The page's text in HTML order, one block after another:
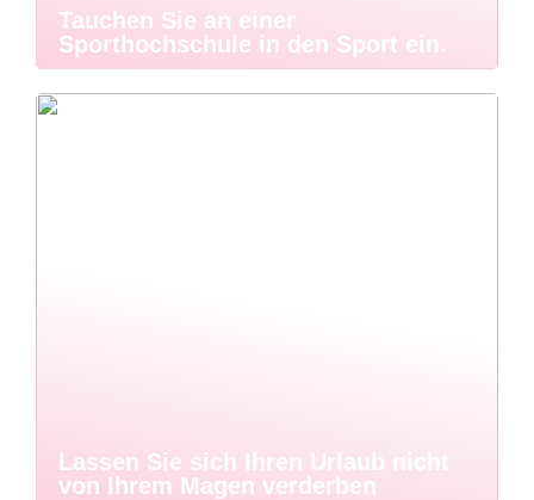
Tauchen Sie an einer
Sporthochschule in den Sport ein.
Lassen Sie sich Ihren Urlaub nicht
von Ihrem Magen verderben